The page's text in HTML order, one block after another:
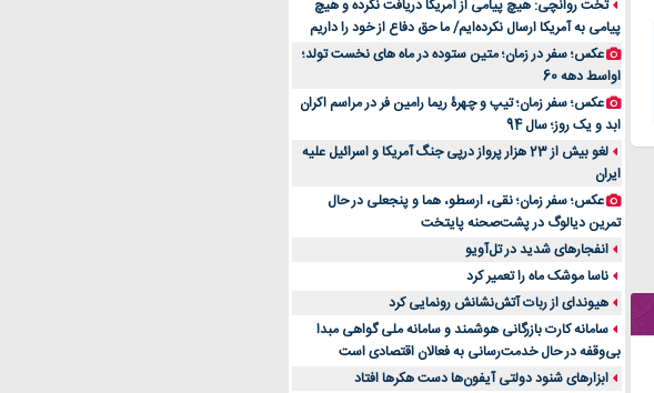
راهنمای جامع بهترین کفش ورزشی برای دویدن و استفاده
روزمره | بررسی ۱۲ مدل برتر
تخت روانچی: هیچ پیامی از آمریکا دریافت نکرده و هیچ
پیامی به آمریکا ارسال نکرده‌ایم/ ما حق دفاع از خود را داریم
عکس؛ سفر در زمان؛ متین ستوده در ماه های نخست تولد؛
اواسط دهه 60
عکس؛ سفر زمان؛ تیپ و چهرۀ ریما رامین فر در مراسم اکران
ابد و یک روز؛ سال 94
لغو بیش از 23 هزار پرواز درپی جنگ آمریکا و اسرائیل علیه
ایران
عکس؛ سفر زمان؛ نقی، ارسطو، هما و پنجعلی در حال
تمرین دیالوگ در پشت‌صحنه پایتخت
انفجارهای شدید در تل‌آویو
ناسا موشک ماه را تعمیر کرد
هیوندای از ربات آتش‌نشانش رونمایی کرد
سامانه کارت بازرگانی هوشمند و سامانه ملی گواهی مبدا
بی‌وقفه در حال خدمت‌رسانی به فعالان اقتصادی است
ابزارهای شنود دولتی آیفون‌ها دست هکرها افتاد